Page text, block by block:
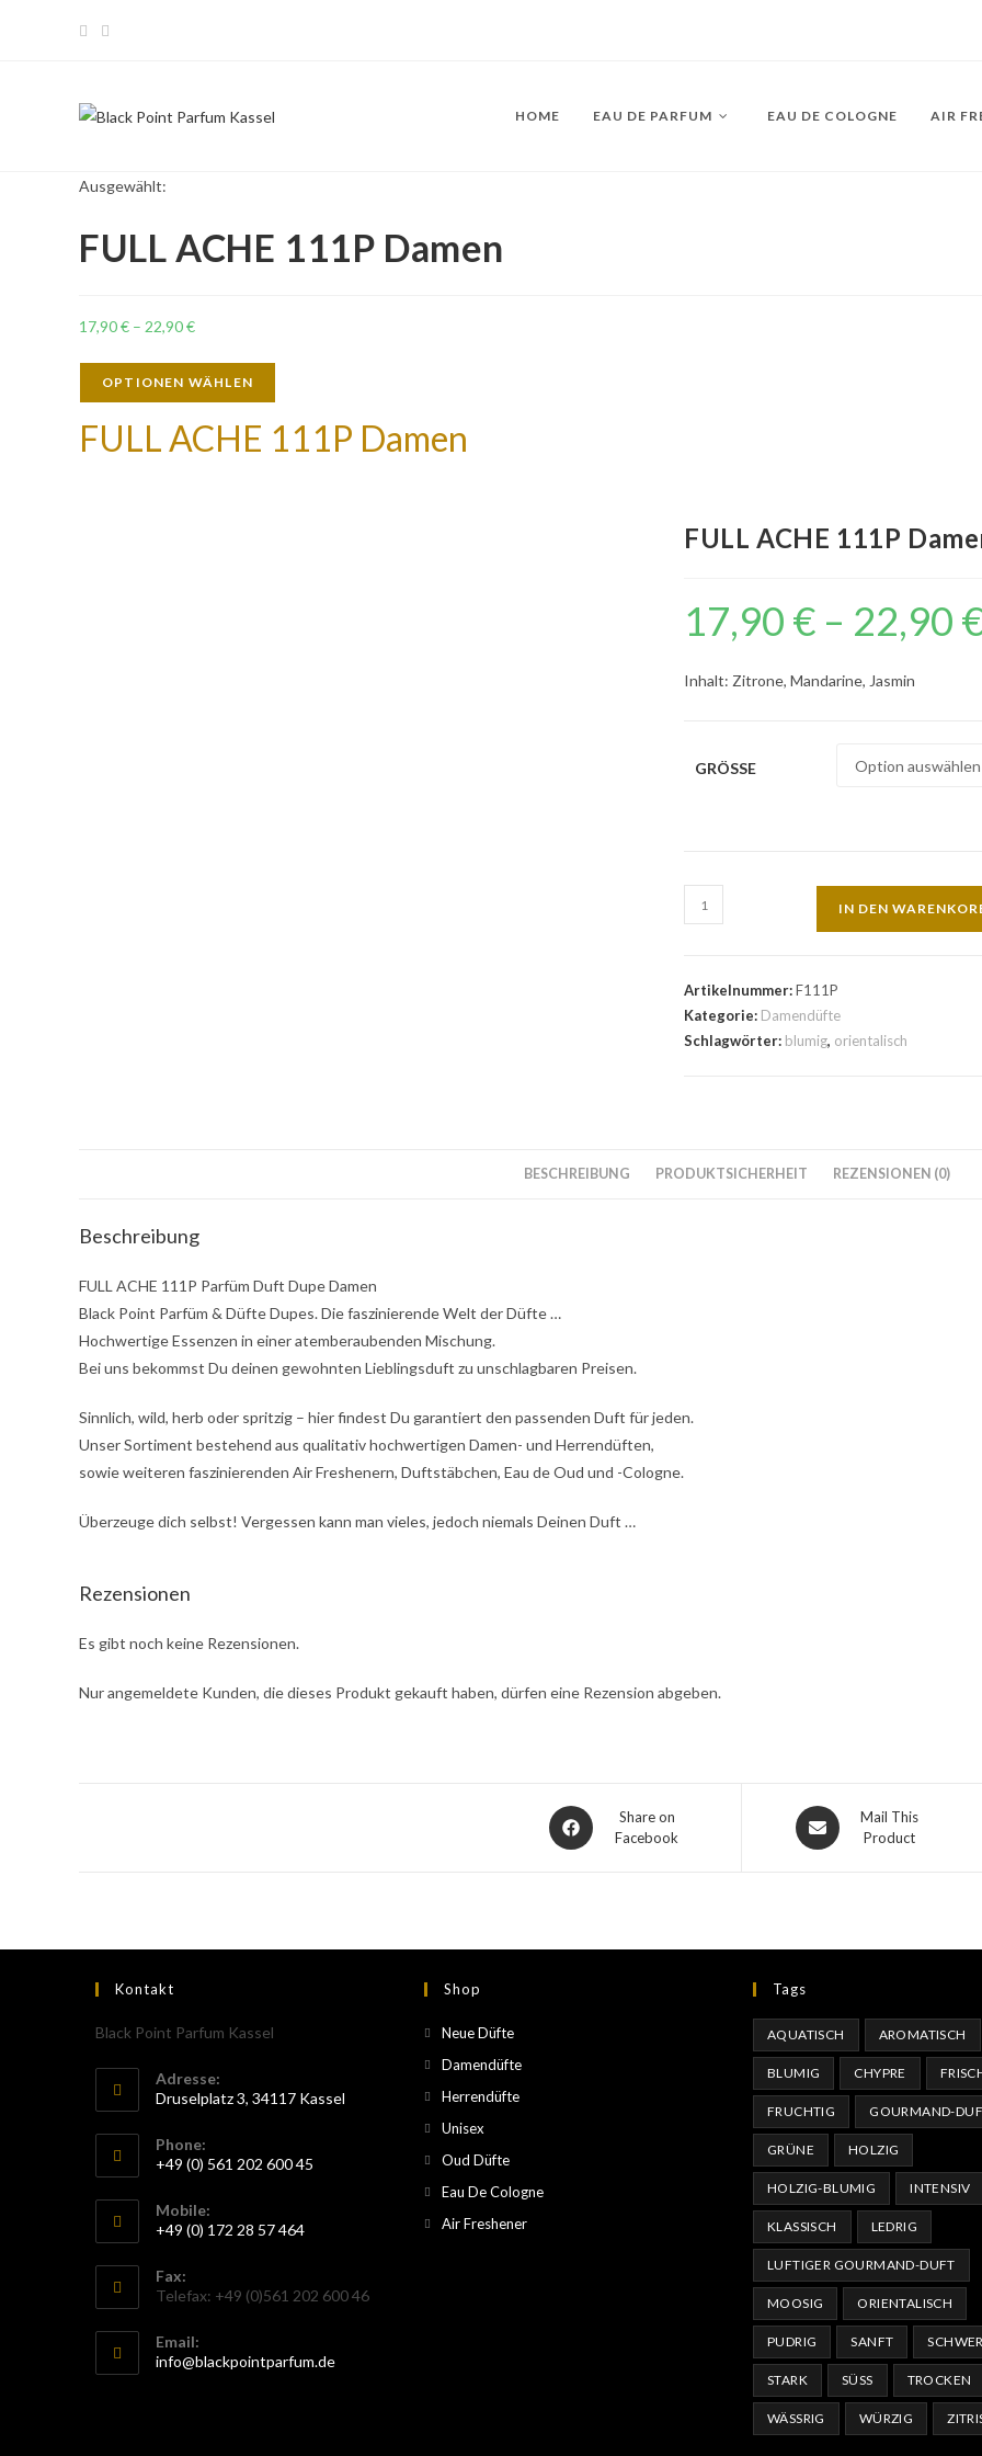
HOME EAU DE PARFUM EAU DE COLOGNE AIR
Ausgewählt:
FULL ACHE 111P Damen
17,90€ – 22,90€
OPTIONEN WÄHLEN
FULL ACHE 111P Damen
FULL ACHE 111P
17,90 € – 22,90
Inhalt: Zitrone, Mandarine, Jasmin
GRÖSSE
IN DEN
Artikelnummer:F111P
Kategorie: Damendüfte
Schlagwörter: blumig, orientalisch
BESCHREIBUNG PRODUKTSICHERHEIT REZENSIONEN (0)
Beschreibung
FULL ACHE 111P Parfüm Duft Dupe Damen
Black Point Parfüm & Düfte Dupes. Die faszinierende Welt der Düfte …
Hochwertige Essenzen in einer atemberaubenden Mischung.
Bei uns bekommst Du deinen gewohnten Lieblingsduft zu unschlagbaren Preisen.
Sinnlich, wild, herb oder spritzig – hier findest Du garantiert den passenden Duft für jeden.
Unser Sortiment bestehend aus qualitativ hochwertigen Damen- und Herrendüften,
sowie weiteren faszinierenden Air Freshenern, Duftstäbchen, Eau de Oud und -Cologne.
Überzeuge dich selbst! Vergessen kann man vieles, jedoch niemals Deinen Duft …
Rezensionen
Es gibt noch keine Rezensionen.
Nur angemeldete Kunden, die dieses Produkt gekauft haben, dürfen eine Rezension abgeben.
Share on
Facebook
Mail This
Product
Kontakt
Black Point Parfum Kassel
Adresse:
Druselplatz 3, 34117 Kassel
Phone:
+49 (0) 561 202 600 45
Mobile:
+49 (0) 172 28 57 464
Fax:
Telefax: +49 (0)561 202 600 46
Email:
info@blackpointparfum.de
Shop
Neue Düfte
Damendüfte
Herrendüfte
Unisex
Oud Düfte
Eau De Cologne
Air Freshener
Tags
AQUATISCH AROMATISCH
BLUMIG CHYPRE
FRUCHTIG GOURMAND-
GRÜNE HOLZIG
HOLZIG-BLUMIG INTENSIV
KLASSISCH LEDRIG
LUFTIGER GOURMAND-DUFT
MOOSIG ORIENTALISCH
PUDRIG SANFT SCHWER
STARK SÜSS TROCKEN
WÄSSRIG WÜRZIG